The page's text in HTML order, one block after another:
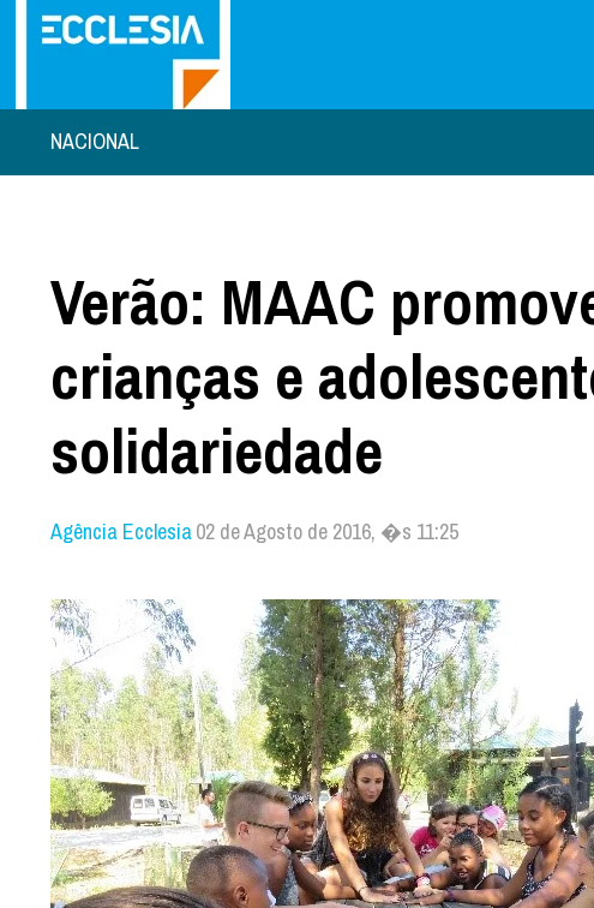
NACIONAL
Verão: MAAC
crianças e
solidariedade
Agência Ecclesia02 de Agosto de 2016, �s 11:25